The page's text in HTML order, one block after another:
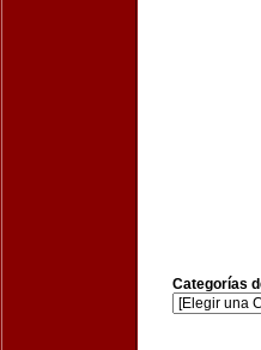
Categorías